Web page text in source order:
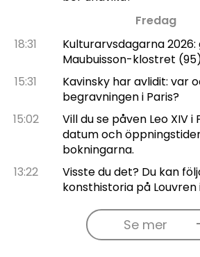
Fredag
18:31
Kulturarvsdagarna
Maubuisson-klostret
15:31
Kavinsky har avlidit: var
begravningen i Paris?
15:02
Vill du se påven Leo XIV i
datum och
bokningarna.
13:22
Visste du det? Du kan
konsthistoria på Louvren
Se mer